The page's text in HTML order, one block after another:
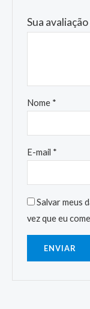
Sua
Nome *
E-mail *
Salvar meus
vez que eu